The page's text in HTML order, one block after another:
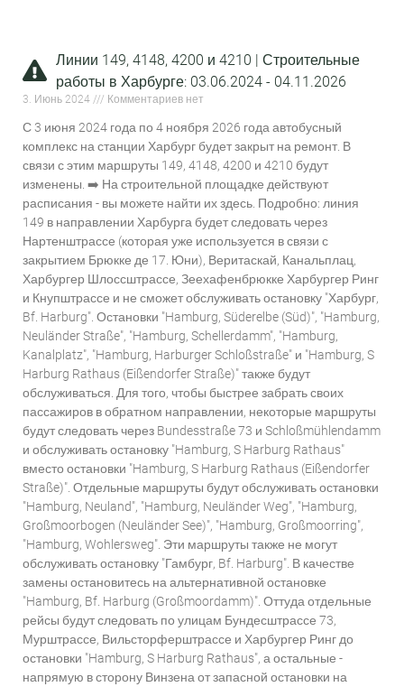
Линии 149, 4148, 4200 и 4210 | Строительные
работы в Харбурге: 03.06.2024 - 04.11.2026
3. Июнь 2024 Комментариев нет
С 3 июня 2024 года по 4 ноября 2026 года автобусный
комплекс на станции Харбург будет закрыт на ремонт. В
связи с этим маршруты 149, 4148, 4200 и 4210 будут
изменены. ➡️ На строительной площадке действуют
расписания - вы можете найти их здесь. Подробно: линия
149 в направлении Харбурга будет следовать через
Нартенштрассе (которая уже используется в связи с
закрытием Брюкке де 17. Юни), Веритаскай, Канальплац,
Харбургер Шлоссштрассе, Зеехафенбрюкке Харбургер Ринг
и Кнупштрассе и не сможет обслуживать остановку "Харбург,
Bf. Harburg". Остановки "Hamburg, Süderelbe (Süd)", "Hamburg,
Neuländer Straße", "Hamburg, Schellerdamm", "Hamburg,
Kanalplatz", "Hamburg, Harburger Schloßstraße" и "Hamburg, S
Harburg Rathaus (Eißendorfer Straße)" также будут
обслуживаться. Для того, чтобы быстрее забрать своих
пассажиров в обратном направлении, некоторые маршруты
будут следовать через Bundesstraße 73 и Schloßmühlendamm
и обслуживать остановку "Hamburg, S Harburg Rathaus"
вместо остановки "Hamburg, S Harburg Rathaus (Eißendorfer
Straße)". Отдельные маршруты будут обслуживать остановки
"Hamburg, Neuland", "Hamburg, Neuländer Weg", "Hamburg,
Großmoorbogen (Neuländer See)", "Hamburg, Großmoorring",
"Hamburg, Wohlersweg". Эти маршруты также не могут
обслуживать остановку "Гамбург, Bf. Harburg". В качестве
замены остановитесь на альтернативной остановке
"Hamburg, Bf. Harburg (Großmoordamm)". Оттуда отдельные
рейсы будут следовать по улицам Бундесштрассе 73,
Мурштрассе, Вильсторферштрассе и Харбургер Ринг до
остановки "Hamburg, S Harburg Rathaus", а остальные -
напрямую в сторону Винзена от запасной остановки на